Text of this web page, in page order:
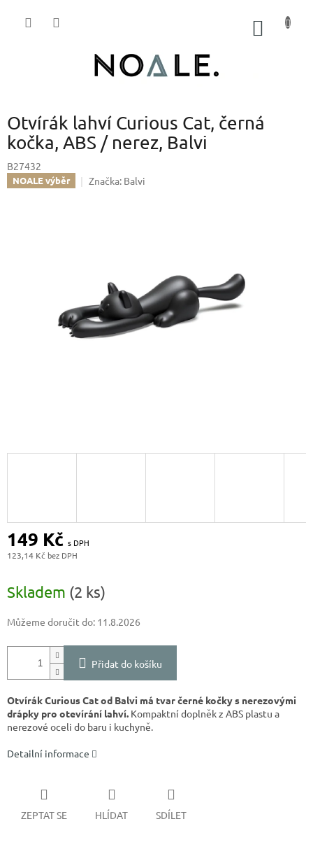
Otvírák lahví Curious Cat, černá
kočka, ABS / nerez, Balvi
B27432
NOALE výběr Značka: Balvi
149 Kč
123,14 Kč
cena:
Skladem (2 ks)
Můžeme doručit do: 11.8.2026
Přidat do košíku
Otvírák Curious Cat od Balvi má tvar černé kočky s nerezovými
drápky pro otevírání lahví. Kompaktní doplněk z ABS plastu a
nerezové oceli do baru i kuchyně.
Detailní informace
ZEPTAT SE HLÍDAT SDÍLET